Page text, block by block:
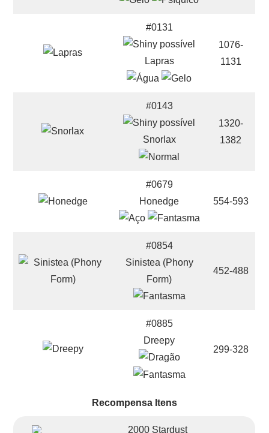
#0131
Lapras
1076-
1131
#0143
Snorlax
1320-
1382
#0679
Honedge
554-593
#0854
Sinistea (Phony
Form)
452-488
#0885
Dreepy
299-328
Recompensa Itens
2000 Stardust